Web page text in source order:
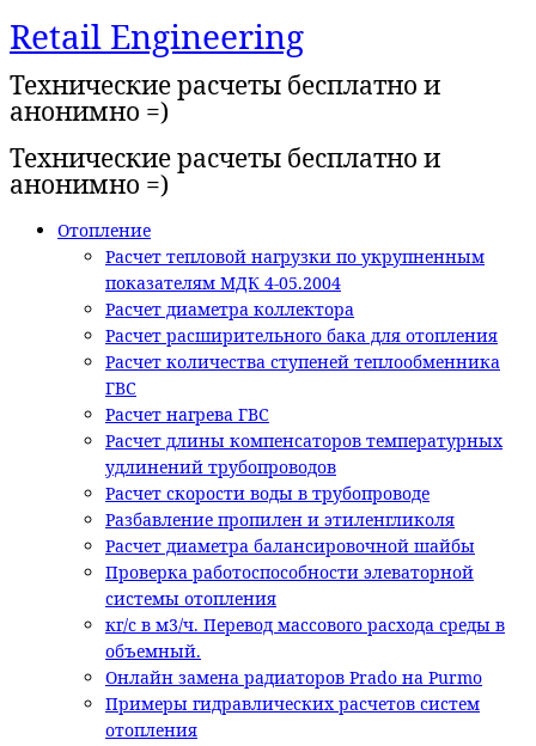
Перейти
к
содержимому
Retail Engineering
Технические расчеты бесплатно и
анонимно =)
Технические расчеты бесплатно и
анонимно =)
Отопление
Расчет тепловой нагрузки по укрупненным
показателям МДК 4-05.2004
Расчет диаметра коллектора
Расчет расширительного бака для отопления
Расчет количества ступеней теплообменника
ГВС
Расчет нагрева ГВС
Расчет длины компенсаторов температурных
удлинений трубопроводов
Расчет скорости воды в трубопроводе
Разбавление пропилен и этиленгликоля
Расчет диаметра балансировочной шайбы
Проверка работоспособности элеваторной
системы отопления
кг/с в м3/ч. Перевод массового расхода среды в
объемный.
Онлайн замена радиаторов Prado на Purmo
Примеры гидравлических расчетов систем
отопления